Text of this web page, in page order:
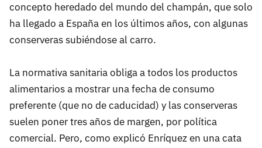
concepto heredado del mundo del champán, que solo
ha llegado a España en los últimos años, con algunas
conserveras subiéndose al carro.
La normativa sanitaria obliga a todos los productos
alimentarios a mostrar una fecha de consumo
preferente (que no de caducidad) y las conserveras
suelen poner tres años de margen, por política
comercial. Pero, como explicó Enríquez en una cata